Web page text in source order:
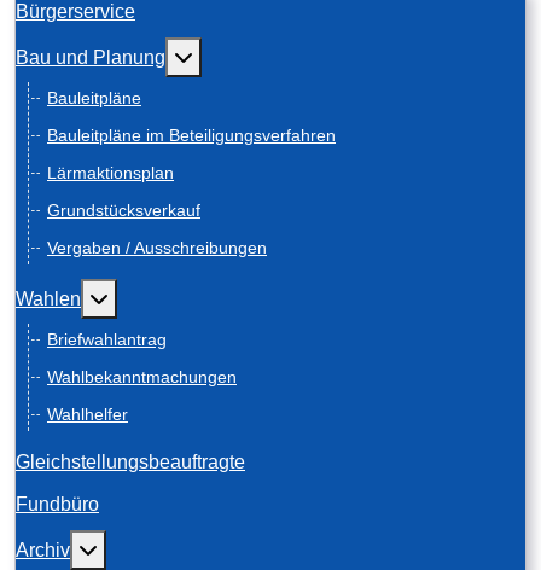
Bürgerservice
Bau und Planung Weitere Informationen: Bau und Planung
Bauleitpläne
Bauleitpläne im Beteiligungsverfahren
Lärmaktionsplan
Grundstücksverkauf
Vergaben / Ausschreibungen
Wahlen Weitere Informationen: Wahlen
Briefwahlantrag
Wahlbekanntmachungen
Wahlhelfer
Gleichstellungsbeauftragte
Fundbüro
Archiv Weitere Informationen: Archiv